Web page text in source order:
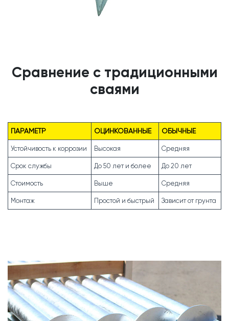
Сравнение с традиционными
сваями
ПАРАМЕТР ОЦИНКОВАННЫЕ ОБЫЧНЫЕ
Устойчивость к коррозии Высокая Средняя
Срок службы До 50 лет и более До 20 лет
Стоимость Выше Средняя
Монтаж Простой и быстрый Зависит от грунта